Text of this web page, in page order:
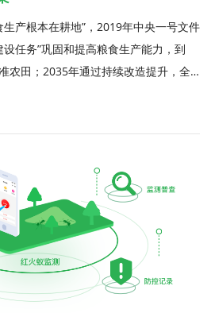
产根本在耕地”，2019年中央一号文件
任务”巩固和提高粮食生产能力，到
农田；2035年通过持续改造提升，全
升，不断夯实国家粮食安全保障基础。
的头等大事。建设高标准农田，是保障
抓“藏粮于地、藏粮于技”战略的重要举
在于提高农田智能化水平，增强农业防